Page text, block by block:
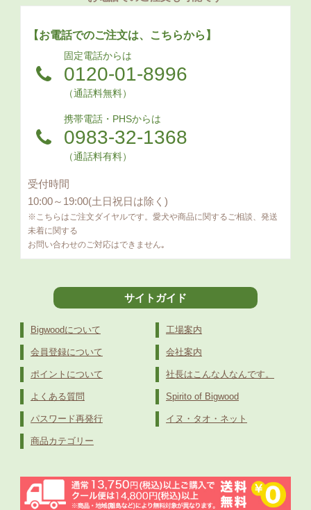
【お電話でのご注文は、こちらから】
固定電話からは
0120-01-8996
（通話料無料）
携帯電話・PHSからは
0983-32-1368
（通話料有料）
受付時間
10:00～19:00(土日祝日は除く)
※こちらはご注文ダイヤルです。愛犬や商品に関するご相談、発送
未着に関する
お問い合わせのご対応はできません｡
サイトガイド
Bigwoodについて
会員登録について
ポイントについて
よくある質問
パスワード再発行
商品カテゴリー
工場案内
会社案内
社長はこんな人なんです。
Spirito of Bigwood
イヌ・タオ・ネット